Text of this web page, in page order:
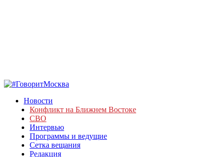
Новости
Конфликт на Ближнем Востоке
СВО
Интервью
Программы и ведущие
Сетка вещания
Редакция